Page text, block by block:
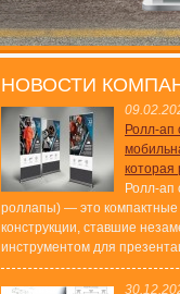
НОВОСТИ
Ролл-ап
которая
Ролл-ап
роллапы) — это
конструкции, ставшие
инструментом для